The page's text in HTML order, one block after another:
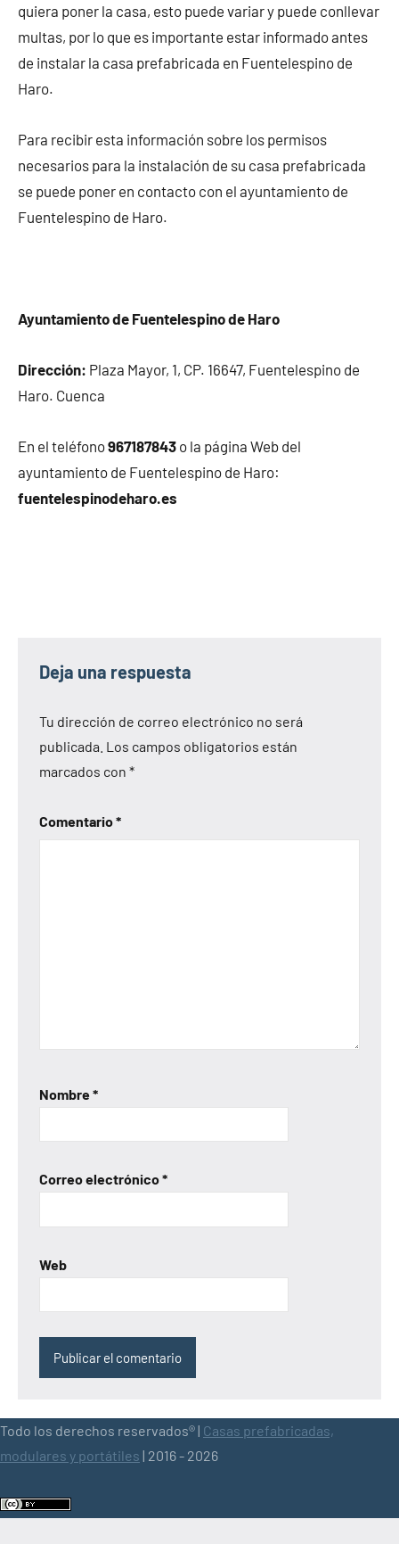
quiera poner la casa, esto puede variar y puede conllevar
multas, por lo que es importante estar informado antes
de instalar la casa prefabricada en Fuentelespino de
Haro.
Para recibir esta información sobre los permisos
necesarios para la instalación de su casa prefabricada
se puede poner en contacto con el ayuntamiento de
Fuentelespino de Haro.
Ayuntamiento de Fuentelespino de Haro
Dirección: Plaza Mayor, 1, CP. 16647, Fuentelespino de
Haro. Cuenca
En el teléfono967187843 o la página Web del
ayuntamiento de Fuentelespino de Haro:
fuentelespinodeharo.es
Deja una respuesta
Tu dirección de correo electrónico no será
publicada. Los campos obligatorios están
marcados con *
Comentario*
Nombre*
Correo electrónico*
Web
Todo los derechos reservados® | Casas prefabricadas,
modulares y portátiles | 2016 - 2026